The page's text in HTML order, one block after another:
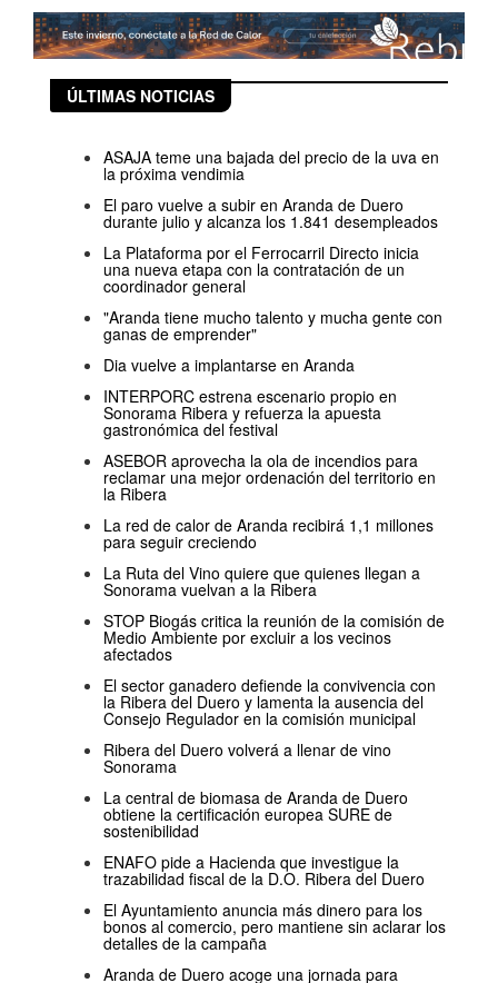
ÚLTIMAS NOTICIAS
ASAJA teme una bajada del precio de la uva en
la próxima vendimia
El paro vuelve a subir en Aranda de Duero
durante julio y alcanza los 1.841 desempleados
La Plataforma por el Ferrocarril Directo inicia
una nueva etapa con la contratación de un
coordinador general
"Aranda tiene mucho talento y mucha gente con
ganas de emprender"
Dia vuelve a implantarse en Aranda
INTERPORC estrena escenario propio en
Sonorama Ribera y refuerza la apuesta
gastronómica del festival
ASEBOR aprovecha la ola de incendios para
reclamar una mejor ordenación del territorio en
la Ribera
La red de calor de Aranda recibirá 1,1 millones
para seguir creciendo
La Ruta del Vino quiere que quienes llegan a
Sonorama vuelvan a la Ribera
STOP Biogás critica la reunión de la comisión de
Medio Ambiente por excluir a los vecinos
afectados
El sector ganadero defiende la convivencia con
la Ribera del Duero y lamenta la ausencia del
Consejo Regulador en la comisión municipal
Ribera del Duero volverá a llenar de vino
Sonorama
La central de biomasa de Aranda de Duero
obtiene la certificación europea SURE de
sostenibilidad
ENAFO pide a Hacienda que investigue la
trazabilidad fiscal de la D.O. Ribera del Duero
El Ayuntamiento anuncia más dinero para los
bonos al comercio, pero mantiene sin aclarar los
detalles de la campaña
Aranda de Duero acoge una jornada para